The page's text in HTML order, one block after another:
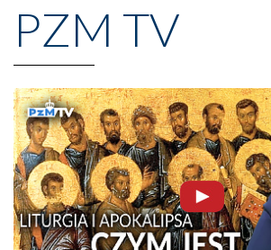
PZM TV